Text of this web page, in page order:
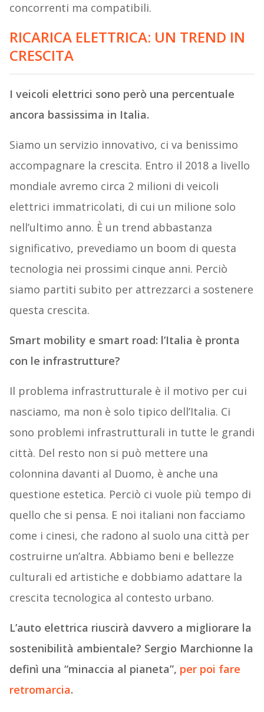
concorrenti ma compatibili.
RICARICA ELETTRICA: UN TREND IN
CRESCITA
I veicoli elettrici sono però una percentuale
ancora bassissima in Italia.
Siamo un servizio innovativo, ci va benissimo
accompagnare la crescita. Entro il 2018 a livello
mondiale avremo circa 2 milioni di veicoli
elettrici immatricolati, di cui un milione solo
nell’ultimo anno. È un trend abbastanza
significativo, prevediamo un boom di questa
tecnologia nei prossimi cinque anni. Perciò
siamo partiti subito per attrezzarci a sostenere
questa crescita.
Smart mobility e smart road: l’Italia è pronta
con le infrastrutture?
Il problema infrastrutturale è il motivo per cui
nasciamo, ma non è solo tipico dell’Italia. Ci
sono problemi infrastrutturali in tutte le grandi
città. Del resto non si può mettere una
colonnina davanti al Duomo, è anche una
questione estetica. Perciò ci vuole più tempo di
quello che si pensa. E noi italiani non facciamo
come i cinesi, che radono al suolo una città per
costruirne un’altra. Abbiamo beni e bellezze
culturali ed artistiche e dobbiamo adattare la
crescita tecnologica al contesto urbano.
L’auto elettrica riuscirà davvero a migliorare la
sostenibilità ambientale? Sergio Marchionne la
definì una “minaccia al pianeta”, per poi fare
retromarcia.